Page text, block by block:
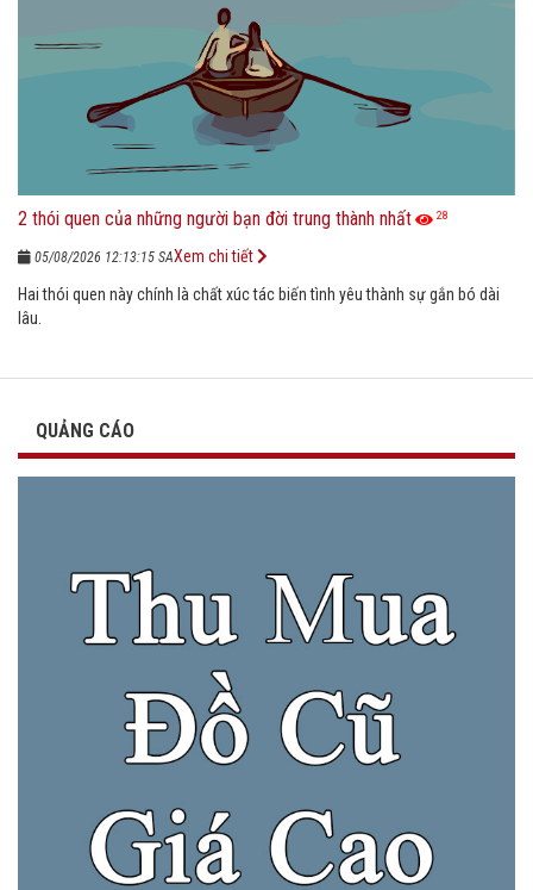
2 thói quen của những người bạn đời trung thành nhất 28
05/08/2026 12:13:15 SA
Hai thói quen này chính là chất xúc tác biến tình yêu thành sự gắn bó dài
lâu.
Xem chi tiết
QUẢNG CÁO